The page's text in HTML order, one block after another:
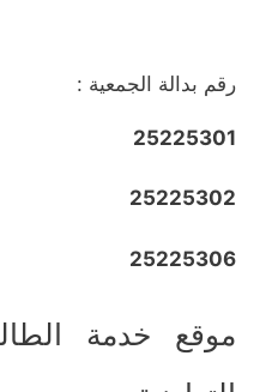
رقم بدالة الجمعية :
25225301
25225302
25225306
موقع خدمة